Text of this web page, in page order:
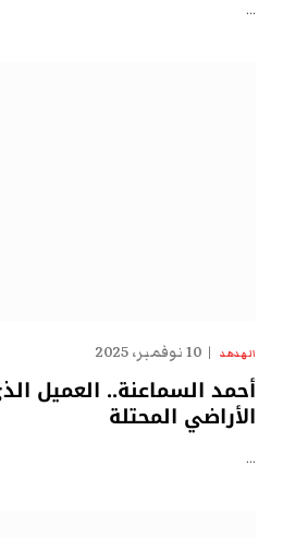
…
الهدهد 10 نوفمبر، 2025
أحمد السماعنة.. العميل
الأراضي المحتلة
…